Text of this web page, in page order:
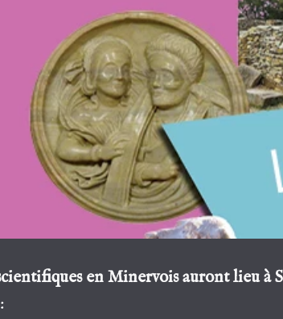
en Minervois auront lieu à